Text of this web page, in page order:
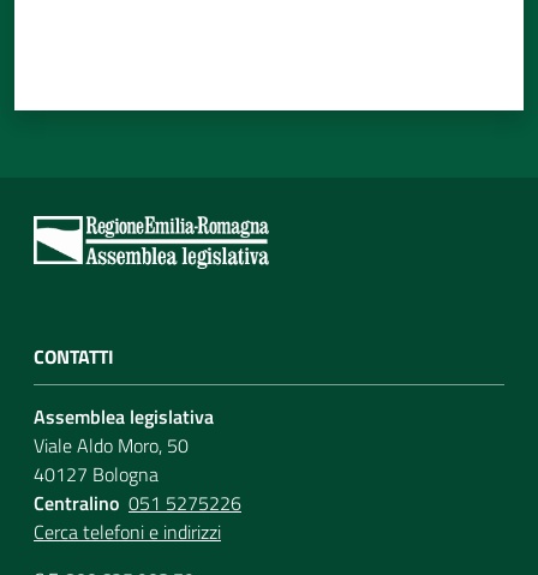
CONTATTI
Assemblea legislativa
Viale Aldo Moro, 50
40127 Bologna
Centralino 051 5275226
Cerca telefoni e indirizzi